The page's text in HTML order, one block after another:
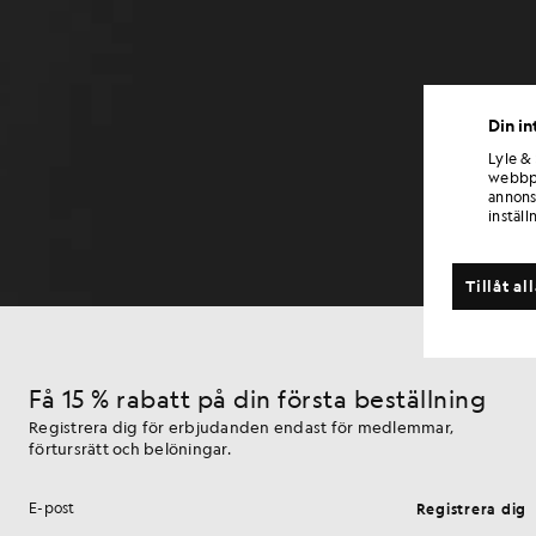
Få 15 % rabatt på din första beställning
Registrera dig för erbjudanden endast för medlemmar,
förtursrätt och belöningar.
E-postadress Registrera dig
Din
Lyle
Tillåt